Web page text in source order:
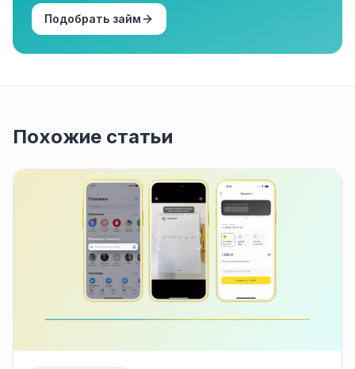
Подобрать займ
Похожие статьи